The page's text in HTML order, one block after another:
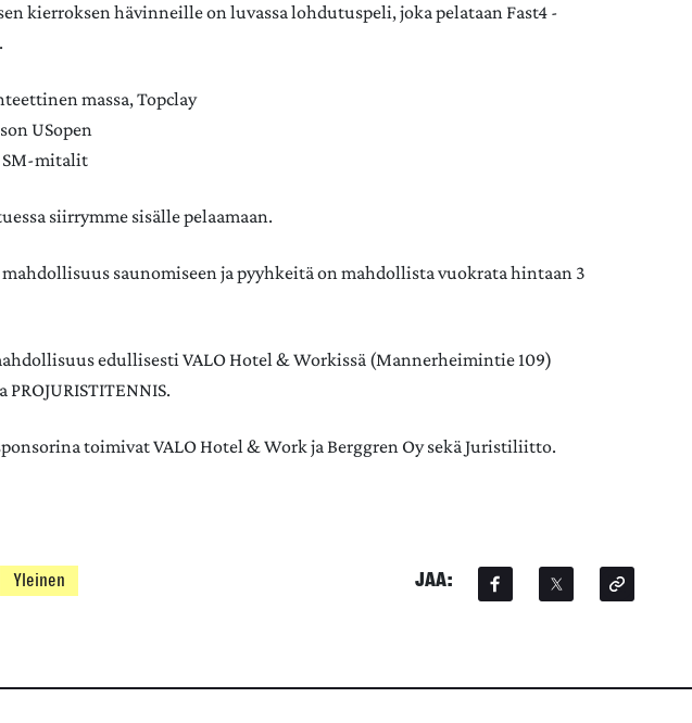
kierroksen hävinneille on luvassa lohdutuspeli, joka pelataan Fast4 -
massa, Topclay
USopen
SM-mitalit
siirrymme sisälle pelaamaan.
saunomiseen ja pyyhkeitä on mahdollista vuokrata hintaan 3
edullisesti VALO Hotel & Workissä (Mannerheimintie 109)
toimivat VALO Hotel & Work ja Berggren Oy sekä Juristiliitto.
Yleinen JAA: